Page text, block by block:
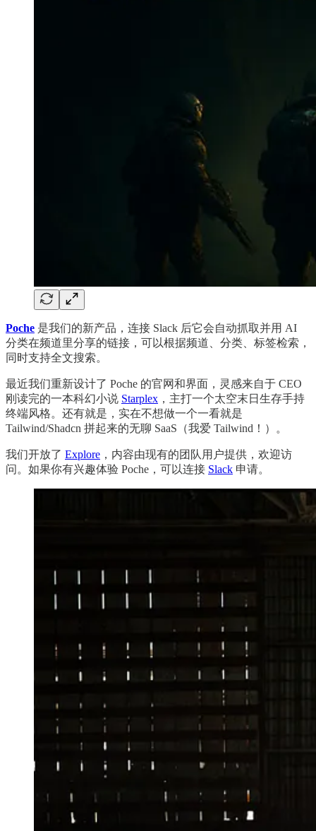
Poche 是我们的新产品，连接 Slack 后它会自动抓取并用 AI
分类在频道里分享的链接，可以根据频道、分类、标签检索，
同时支持全文搜索。
最近我们重新设计了 Poche 的官网和界面，灵感来自于 CEO
刚读完的一本科幻小说 Starplex ，主打一个太空末日生存手持
终端风格。还有就是，实在不想做一个一看就是
Tailwind/Shadcn 拼起来的无聊 SaaS（我爱 Tailwind！）。
我们开放了 Explore ，内容由现有的团队用户提供，欢迎访
问。如果你有兴趣体验 Poche，可以连接 Slack 申请。